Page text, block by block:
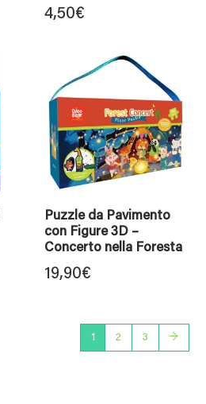
4,50€
Puzzle da Pavimento
con Figure 3D –
Concerto nella Foresta
19,90€
1 2 3 →